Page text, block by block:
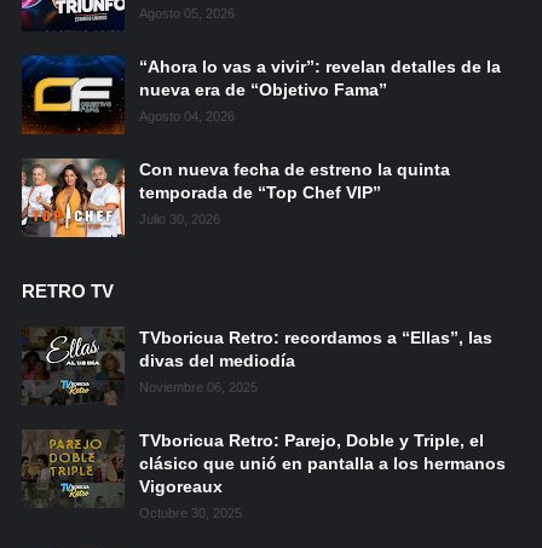
Agosto 05, 2026
“Ahora lo vas a vivir”: revelan detalles de la
nueva era de “Objetivo Fama”
Agosto 04, 2026
Con nueva fecha de estreno la quinta
temporada de “Top Chef VIP”
Julio 30, 2026
RETRO TV
TVboricua Retro: recordamos a “Ellas”, las
divas del mediodía
Noviembre 06, 2025
TVboricua Retro: Parejo, Doble y Triple, el
clásico que unió en pantalla a los hermanos
Vigoreaux
Octubre 30, 2025